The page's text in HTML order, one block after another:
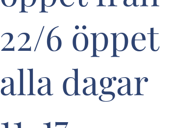
22/6 öppet
alla dagar